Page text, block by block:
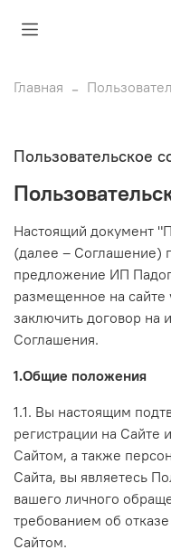
Главная
Пользовательское
Настоящий документ
(далее – Соглашение)
предложение ИП
размещенное на
заключить договор на
Соглашения.
1.Общие положения
1.1. Вы настоящим
регистрации на Сайте
Сайтом, а также
Сайта, вы являетесь
вашего личного
требованием об
Сайтом.